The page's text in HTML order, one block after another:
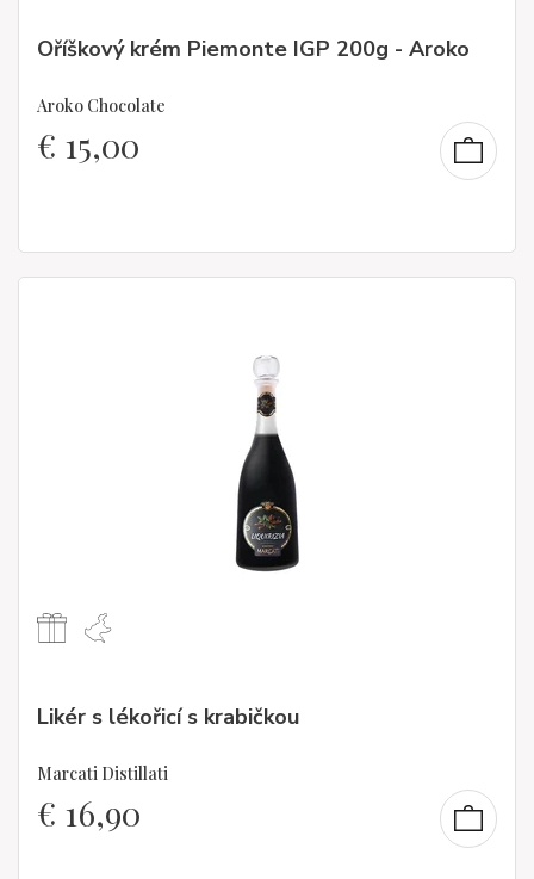
Oříškový krém Piemonte IGP 200g - Aroko
Aroko Chocolate
€ 15,00
Likér s lékořicí s krabičkou
Marcati Distillati
€ 16,90